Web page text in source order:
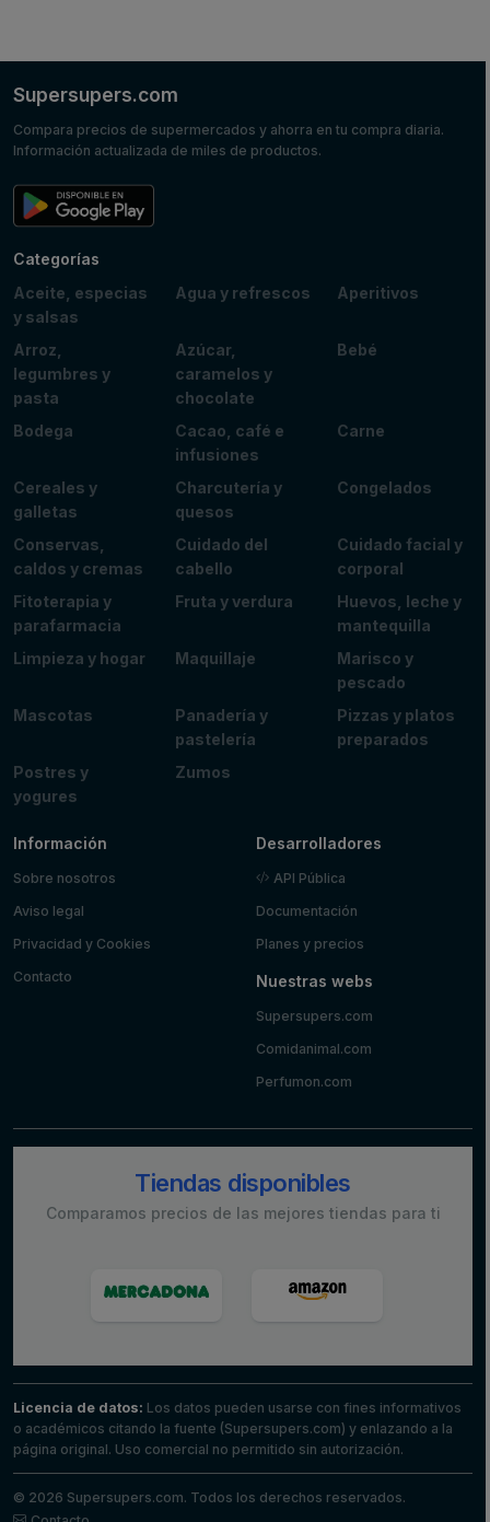
Supersupers.com
Compara precios de supermercados y ahorra en tu compra diaria.
Información actualizada de miles de productos.
Categorías
Aceite, especias
y salsas
Agua y refrescos Aperitivos
Arroz,
legumbres y
pasta
Azúcar,
caramelos y
chocolate
Bebé
Bodega
Cacao, café e
infusiones
Carne
Cereales y
galletas
Charcutería y
quesos
Congelados
Conservas,
caldos y cremas
Cuidado del
cabello
Cuidado facial y
corporal
Fitoterapia y
parafarmacia
Fruta y verdura
Huevos, leche y
mantequilla
Limpieza y hogar
Maquillaje
Marisco y
pescado
Mascotas
Panadería y
pastelería
Pizzas y platos
preparados
Postres y
yogures
Zumos
Información
Sobre nosotros
Aviso legal
Privacidad y Cookies
Contacto
Desarrolladores
API Pública
Documentación
Planes y precios
Nuestras webs
Supersupers.com
Comidanimal.com
Perfumon.com
Tiendas disponibles
Comparamos precios de las mejores tiendas para ti
Licencia de datos: Los datos pueden usarse con fines informativos
o académicos citando la fuente (Supersupers.com) y enlazando a la
página original. Uso comercial no permitido sin autorización.
© 2026 Supersupers.com. Todos los derechos reservados.